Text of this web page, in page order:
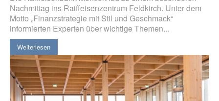
Nachmittag ins Raiffeisenzentrum Feldkirch. Unter dem
Motto „Finanzstrategie mit Stil und Geschmack“
informierten Experten über wichtige Themen...
Weiterlesen